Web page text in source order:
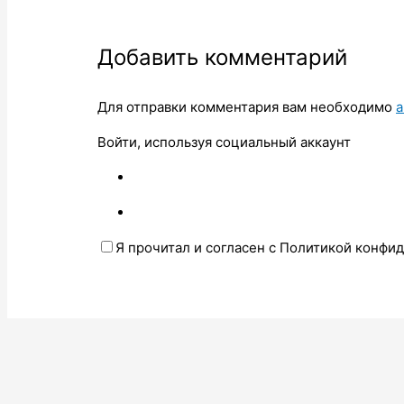
Добавить комментарий
Для отправки комментария вам необходимо
Войти, используя социальный аккаунт
Я прочитал и согласен с Политикой